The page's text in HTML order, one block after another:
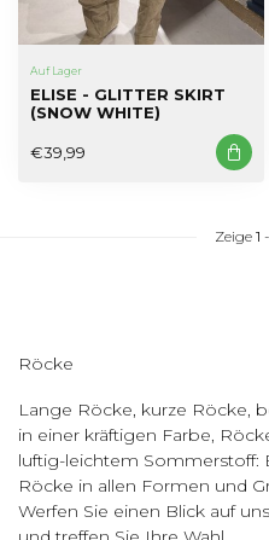
Auf Lager
ELISE - GLITTER SKIRT
(SNOW WHITE)
€39,99
Zeige 1 -
Röcke
Lange Röcke, kurze Röcke,
in einer kräftigen Farbe,
luftig-leichtem Sommerstoff:
Röcke in allen Formen und
Werfen Sie einen Blick auf